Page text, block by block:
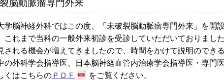
脳動脈瘤専門外来
学脳神経外科ではこの度、「未破裂脳動脈瘤専門外来」を開
これまで当科の一般外来初診を受診していただいておりまし
される機会が増えてきましたので、時間をかけて説明のでき
の外科学会指導医、日本脳神経血管内治療学会指導医・専門
くはこちらのＰＤＦ
をご覧ください。